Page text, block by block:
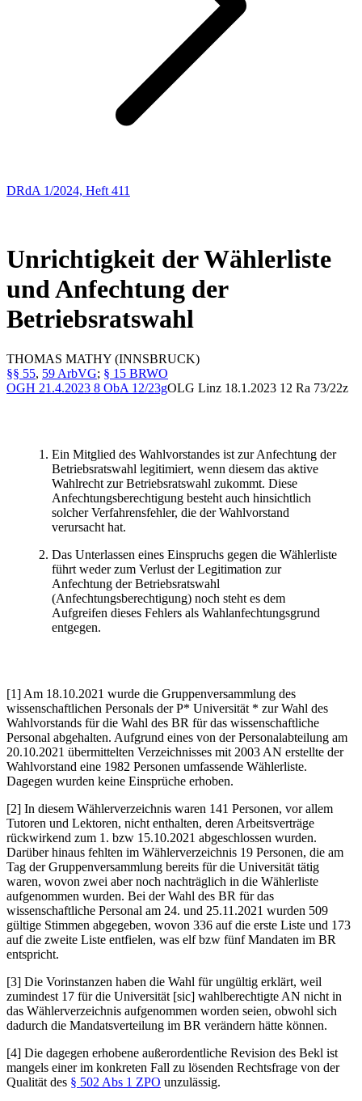
DRdA 1/2024, Heft 411
Unrichtigkeit der Wählerliste
und Anfechtung der
Betriebsratswahl
THOMAS MATHY (INNSBRUCK)
§§ 55, 59 ArbVG; § 15 BRWO
OGH 21.4.2023 8 ObA 12/23gOLG Linz 18.1.2023 12 Ra 73/22z
Ein Mitglied des Wahlvorstandes ist zur Anfechtung der
Betriebsratswahl legitimiert, wenn diesem das aktive
Wahlrecht zur Betriebsratswahl zukommt. Diese
Anfechtungsberechtigung besteht auch hinsichtlich
solcher Verfahrensfehler, die der Wahlvorstand
verursacht hat.
Das Unterlassen eines Einspruchs gegen die Wählerliste
führt weder zum Verlust der Legitimation zur
Anfechtung der Betriebsratswahl
(Anfechtungsberechtigung) noch steht es dem
Aufgreifen dieses Fehlers als Wahlanfechtungsgrund
entgegen.
[1] Am 18.10.2021 wurde die Gruppenversammlung des
wissenschaftlichen Personals der P* Universität * zur Wahl des
Wahlvorstands für die Wahl des BR für das wissenschaftliche
Personal abgehalten. Aufgrund eines von der Personalabteilung am
20.10.2021 übermittelten Verzeichnisses mit 2003 AN erstellte der
Wahlvorstand eine 1982 Personen umfassende Wählerliste.
Dagegen wurden keine Einsprüche erhoben.
[2] In diesem Wählerverzeichnis waren 141 Personen, vor allem
Tutoren und Lektoren, nicht enthalten, deren Arbeitsverträge
rückwirkend zum 1. bzw 15.10.2021 abgeschlossen wurden.
Darüber hinaus fehlten im Wählerverzeichnis 19 Personen, die am
Tag der Gruppenversammlung bereits für die Universität tätig
waren, wovon zwei aber noch nachträglich in die Wählerliste
aufgenommen wurden. Bei der Wahl des BR für das
wissenschaftliche Personal am 24. und 25.11.2021 wurden 509
gültige Stimmen abgegeben, wovon 336 auf die erste Liste und 173
auf die zweite Liste entfielen, was elf bzw fünf Mandaten im BR
entspricht.
[3] Die Vorinstanzen haben die Wahl für ungültig erklärt, weil
zumindest 17 für die Universität [sic] wahlberechtigte AN nicht in
das Wählerverzeichnis aufgenommen worden seien, obwohl sich
dadurch die Mandatsverteilung im BR verändern hätte können.
[4] Die dagegen erhobene außerordentliche Revision des Bekl ist
mangels einer im konkreten Fall zu lösenden Rechtsfrage von der
Qualität des § 502 Abs 1 ZPO unzulässig.